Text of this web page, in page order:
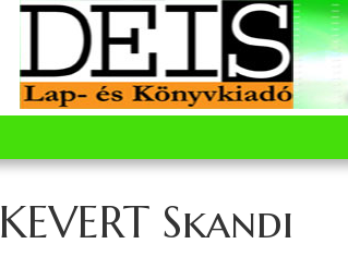
KEVERT Skandi